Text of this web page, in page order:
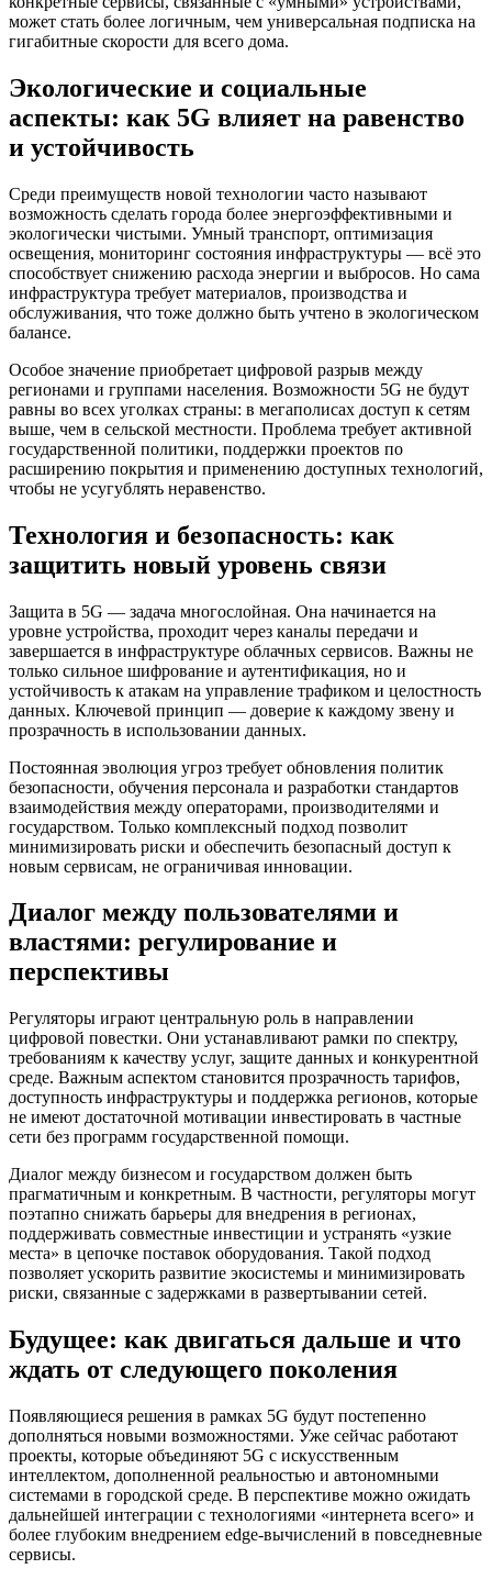
может стать более логичным, чем универсальная подписка на
гигабитные скорости для всего дома.
Экологические и социальные
аспекты: как 5G влияет на равенство
и устойчивость
Среди преимуществ новой технологии часто называют
возможность сделать города более энергоэффективными и
экологически чистыми. Умный транспорт, оптимизация
освещения, мониторинг состояния инфраструктуры — всё это
способствует снижению расхода энергии и выбросов. Но сама
инфраструктура требует материалов, производства и
обслуживания, что тоже должно быть учтено в экологическом
балансе.
Особое значение приобретает цифровой разрыв между
регионами и группами населения. Возможности 5G не будут
равны во всех уголках страны: в мегаполисах доступ к сетям
выше, чем в сельской местности. Проблема требует активной
государственной политики, поддержки проектов по
расширению покрытия и применению доступных технологий,
чтобы не усугублять неравенство.
Технология и безопасность: как
защитить новый уровень связи
Защита в 5G — задача многослойная. Она начинается на
уровне устройства, проходит через каналы передачи и
завершается в инфраструктуре облачных сервисов. Важны не
только сильное шифрование и аутентификация, но и
устойчивость к атакам на управление трафиком и целостность
данных. Ключевой принцип — доверие к каждому звену и
прозрачность в использовании данных.
Постоянная эволюция угроз требует обновления политик
безопасности, обучения персонала и разработки стандартов
взаимодействия между операторами, производителями и
государством. Только комплексный подход позволит
минимизировать риски и обеспечить безопасный доступ к
новым сервисам, не ограничивая инновации.
Диалог между пользователями и
властями: регулирование и
перспективы
Регуляторы играют центральную роль в направлении
цифровой повестки. Они устанавливают рамки по спектру,
требованиям к качеству услуг, защите данных и конкурентной
среде. Важным аспектом становится прозрачность тарифов,
доступность инфраструктуры и поддержка регионов, которые
не имеют достаточной мотивации инвестировать в частные
сети без программ государственной помощи.
Диалог между бизнесом и государством должен быть
прагматичным и конкретным. В частности, регуляторы могут
поэтапно снижать барьеры для внедрения в регионах,
поддерживать совместные инвестиции и устранять «узкие
места» в цепочке поставок оборудования. Такой подход
позволяет ускорить развитие экосистемы и минимизировать
риски, связанные с задержками в развертывании сетей.
Будущее: как двигаться дальше и что
ждать от следующего поколения
Появляющиеся решения в рамках 5G будут постепенно
дополняться новыми возможностями. Уже сейчас работают
проекты, которые объединяют 5G с искусственным
интеллектом, дополненной реальностью и автономными
системами в городской среде. В перспективе можно ожидать
дальнейшей интеграции с технологиями «интернета всего» и
более глубоким внедрением edge-вычислений в повседневные
сервисы.